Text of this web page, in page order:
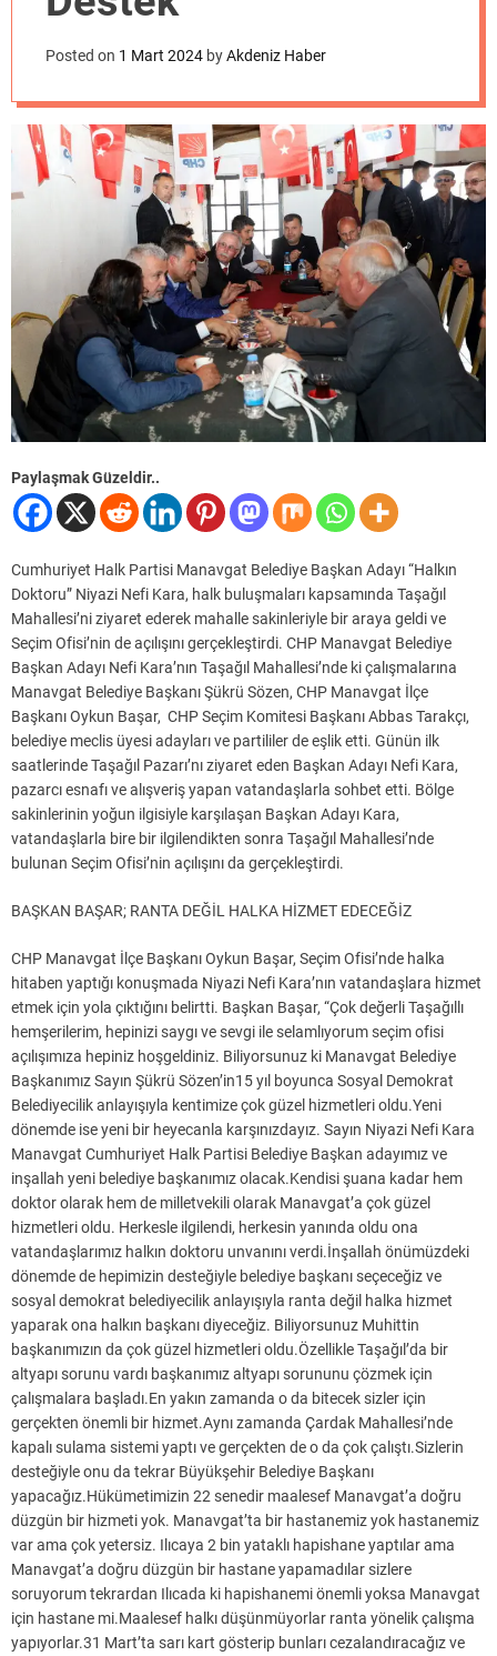
Posted on 1 Mart 2024 byAkdeniz Haber
Paylaşmak Güzeldir..
Cumhuriyet Halk Partisi Manavgat Belediye Başkan Adayı “Halkın
Doktoru” Niyazi Nefi Kara, halk buluşmaları kapsamında Taşağıl
Mahallesi’ni ziyaret ederek mahalle sakinleriyle bir araya geldi ve
Seçim Ofisi’nin de açılışını gerçekleştirdi. CHP Manavgat Belediye
Başkan Adayı Nefi Kara’nın Taşağıl Mahallesi’nde ki çalışmalarına
Manavgat Belediye Başkanı Şükrü Sözen, CHP Manavgat İlçe
Başkanı Oykun Başar, CHP Seçim Komitesi Başkanı Abbas Tarakçı,
belediye meclis üyesi adayları ve partililer de eşlik etti. Günün ilk
saatlerinde Taşağıl Pazarı’nı ziyaret eden Başkan Adayı Nefi Kara,
pazarcı esnafı ve alışveriş yapan vatandaşlarla sohbet etti. Bölge
sakinlerinin yoğun ilgisiyle karşılaşan Başkan Adayı Kara,
vatandaşlarla bire bir ilgilendikten sonra Taşağıl Mahallesi’nde
bulunan Seçim Ofisi’nin açılışını da gerçekleştirdi.
BAŞKAN BAŞAR; RANTA DEĞİL HALKA HİZMET EDECEĞİZ
CHP Manavgat İlçe Başkanı Oykun Başar, Seçim Ofisi’nde halka
hitaben yaptığı konuşmada Niyazi Nefi Kara’nın vatandaşlara hizmet
etmek için yola çıktığını belirtti. Başkan Başar, “Çok değerli Taşağıllı
hemşerilerim, hepinizi saygı ve sevgi ile selamlıyorum seçim ofisi
açılışımıza hepiniz hoşgeldiniz. Biliyorsunuz ki Manavgat Belediye
Başkanımız Sayın Şükrü Sözen’in15 yıl boyunca Sosyal Demokrat
Belediyecilik anlayışıyla kentimize çok güzel hizmetleri oldu.Yeni
dönemde ise yeni bir heyecanla karşınızdayız. Sayın Niyazi Nefi Kara
Manavgat Cumhuriyet Halk Partisi Belediye Başkan adayımız ve
inşallah yeni belediye başkanımız olacak.Kendisi şuana kadar hem
doktor olarak hem de milletvekili olarak Manavgat’a çok güzel
hizmetleri oldu. Herkesle ilgilendi, herkesin yanında oldu ona
vatandaşlarımız halkın doktoru unvanını verdi.İnşallah önümüzdeki
dönemde de hepimizin desteğiyle belediye başkanı seçeceğiz ve
sosyal demokrat belediyecilik anlayışıyla ranta değil halka hizmet
yaparak ona halkın başkanı diyeceğiz. Biliyorsunuz Muhittin
başkanımızın da çok güzel hizmetleri oldu.Özellikle Taşağıl’da bir
altyapı sorunu vardı başkanımız altyapı sorununu çözmek için
çalışmalara başladı.En yakın zamanda o da bitecek sizler için
gerçekten önemli bir hizmet.Aynı zamanda Çardak Mahallesi’nde
kapalı sulama sistemi yaptı ve gerçekten de o da çok çalıştı.Sizlerin
desteğiyle onu da tekrar Büyükşehir Belediye Başkanı
yapacağız.Hükümetimizin 22 senedir maalesef Manavgat’a doğru
düzgün bir hizmeti yok. Manavgat’ta bir hastanemiz yok hastanemiz
var ama çok yetersiz. Ilıcaya 2 bin yataklı hapishane yaptılar ama
Manavgat’a doğru düzgün bir hastane yapamadılar sizlere
soruyorum tekrardan Ilıcada ki hapishanemi önemli yoksa Manavgat
için hastane mi.Maalesef halkı düşünmüyorlar ranta yönelik çalışma
yapıyorlar.31 Mart’ta sarı kart gösterip bunları cezalandıracağız ve